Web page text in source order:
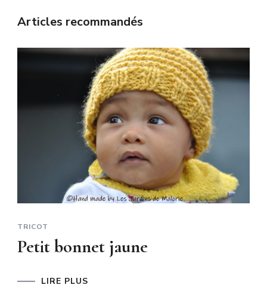
Articles recommandés
TRICOT
Petit bonnet jaune
LIRE PLUS